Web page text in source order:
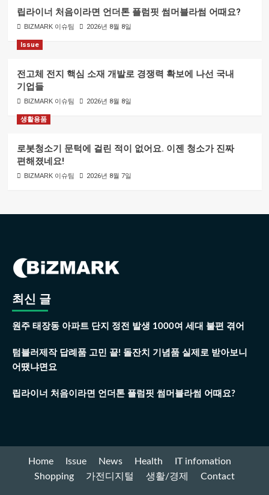
립라이너 처음이라면 언더톤 플럼핏 썸머블라썸 어때요?
BIZMARK 이슈팀 2026년 8월 8일
Issue
전고체 전지 핵심 소재 개발로 경쟁력 확보에 나선 국내
기업들
BIZMARK 이슈팀 2026년 8월 8일
생활용품
로봇청소기 문턱에 걸린 적이 없어요. 이젠 청소가 진짜
편해졌네요!
BIZMARK 이슈팀 2026년 8월 7일
최신 글
원주 태장동 아파트 단지 정전 발생 1000여 세대 불편 겪어
텀블러제작 답례품 고민 끝! 돌잔치 기념품 실제로 받아보니
어땠냐면요
립라이너 처음이라면 언더톤 플럼핏 썸머블라썸 어때요?
Home Issue News Health
IT infomation
Shopping
가전디지털 생활/경제 Contact